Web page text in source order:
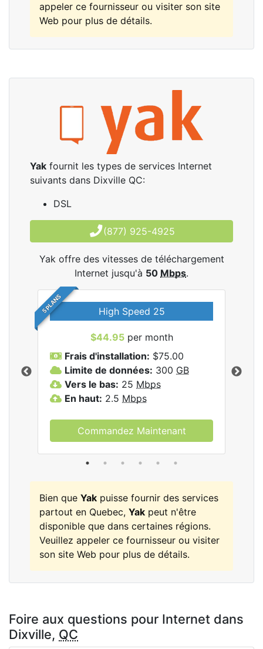
appeler ce fournisseur ou visiter son site
Web pour plus de détails.
Yak fournit les types de services Internet
suivants dans Dixville QC:
DSL
(877) 925-4925
Yak offre des vitesses de téléchargement
Internet jusqu'à 50 Mbps.
5 PLANS High Speed 25
$44.95per month
Frais d'installation: $75.00
Limite de données: 300 GB
Vers le bas: 25 Mbps
En haut: 2.5 Mbps
Commandez Maintenant
Bien que Yak puisse fournir des services
partout en Quebec, Yak peut n'être
disponible que dans certaines régions.
Veuillez appeler ce fournisseur ou visiter
son site Web pour plus de détails.
Foire aux questions pour Internet dans
Dixville, QC